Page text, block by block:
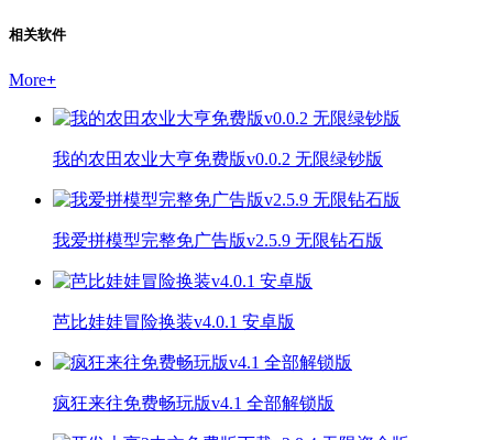
相关软件
More+
我的农田农业大亨免费版v0.0.2 无限绿钞版
我爱拼模型完整免广告版v2.5.9 无限钻石版
芭比娃娃冒险换装v4.0.1 安卓版
疯狂来往免费畅玩版v4.1 全部解锁版